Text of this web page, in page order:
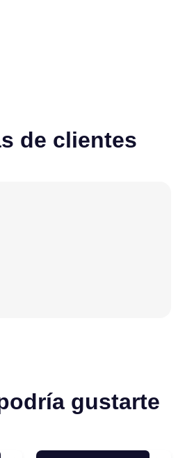
de clientes
gustarte